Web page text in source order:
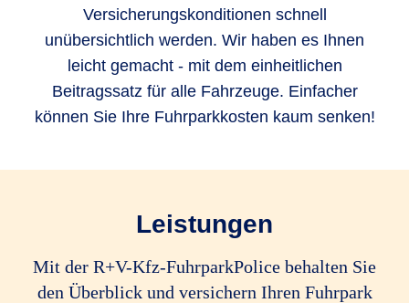
Versicherungskonditionen schnell
unübersichtlich werden. Wir haben es Ihnen
leicht gemacht - mit dem einheitlichen
Beitragssatz für alle Fahrzeuge. Einfacher
können Sie Ihre Fuhrparkkosten kaum senken!
Leistungen
Mit der R+V-Kfz-FuhrparkPolice behalten Sie
den Überblick und versichern Ihren Fuhrpark